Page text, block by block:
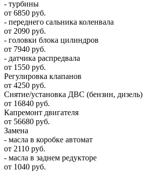
- турбины
от 6850 руб.
- переднего сальника коленвала
от 2090 руб.
- головки блока цилиндров
от 7940 руб.
- датчика распредвала
от 1550 руб.
Регулировка клапанов
от 4250 руб.
Снятие/установка ДВС (бензин, дизель)
от 16840 руб.
Капремонт двигателя
от 56680 руб.
Замена
- масла в коробке автомат
от 2110 руб.
- масла в заднем редукторе
от 1040 руб.